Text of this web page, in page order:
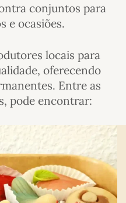
conjuntos para
e ocasiões.
locais para
oferecendo
Entre as
pode encontrar: